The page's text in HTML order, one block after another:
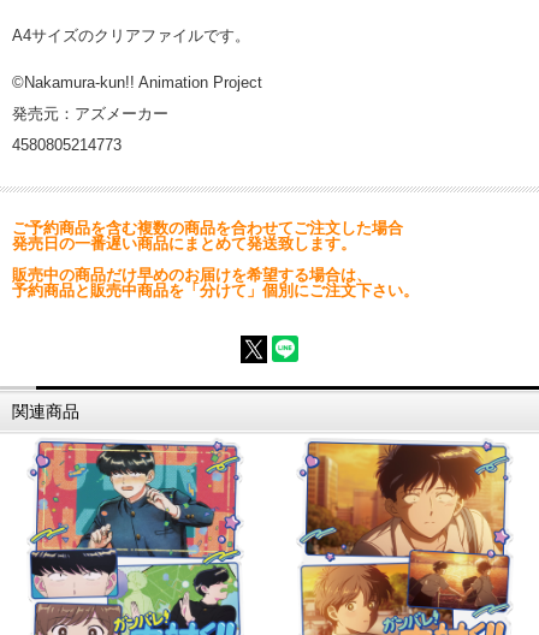
A4サイズのクリアファイルです。
©Nakamura-kun!! Animation Project
発売元：アズメーカー
4580805214773
ご予約商品を含む複数の商品を合わせてご注文した場合
発売日の一番遅い商品にまとめて発送致します。
販売中の商品だけ早めのお届けを希望する場合は、
予約商品と販売中商品を「分けて」個別にご注文下さい。
関連商品